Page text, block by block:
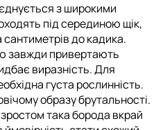
з широкими
під серединою щік,
до кадика.
завжди привертають
виразність. Для
густа рослинність.
образу брутальності.
така борода вкрай